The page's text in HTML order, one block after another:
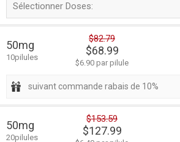
Sélectionner Doses:
50mg
10pilules
$82.79
$68.99
$6.90 par pilule
suivant commande rabais de 10%
50mg
20pilules
$153.59
$127.99